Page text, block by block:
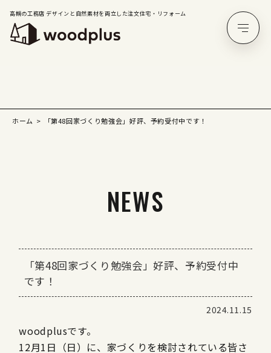
高槻の工務店 デザインと自然素材を両立した注文住宅・リフォーム
ホーム 「第48回家づくり勉強会」好評、予約受付中です！
NEWS
「第48回家づくり勉強会」好評、予約受付中
です！
2024.11.15
woodplusです。
12月1日（日）に、家づくりを検討されている皆さ